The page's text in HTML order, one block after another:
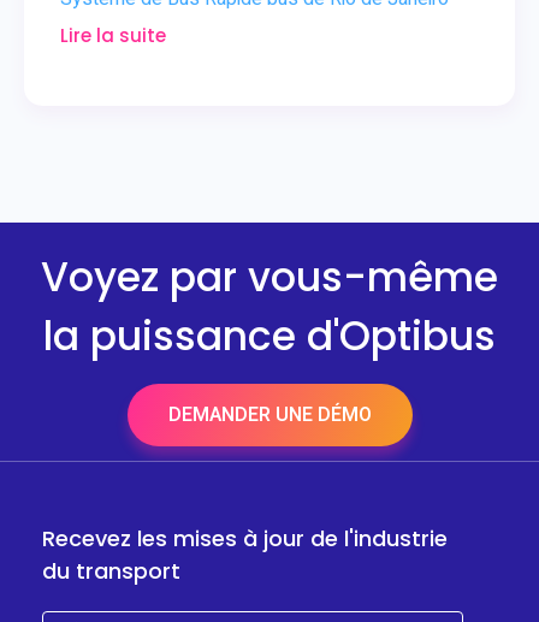
Lire la suite
Voyez par vous-même
la puissance d'Optibus
DEMANDER UNE DÉMO
Recevez les mises à jour de l'industrie
du transport